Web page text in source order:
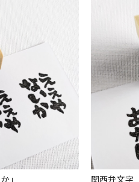
」 関西弁文字